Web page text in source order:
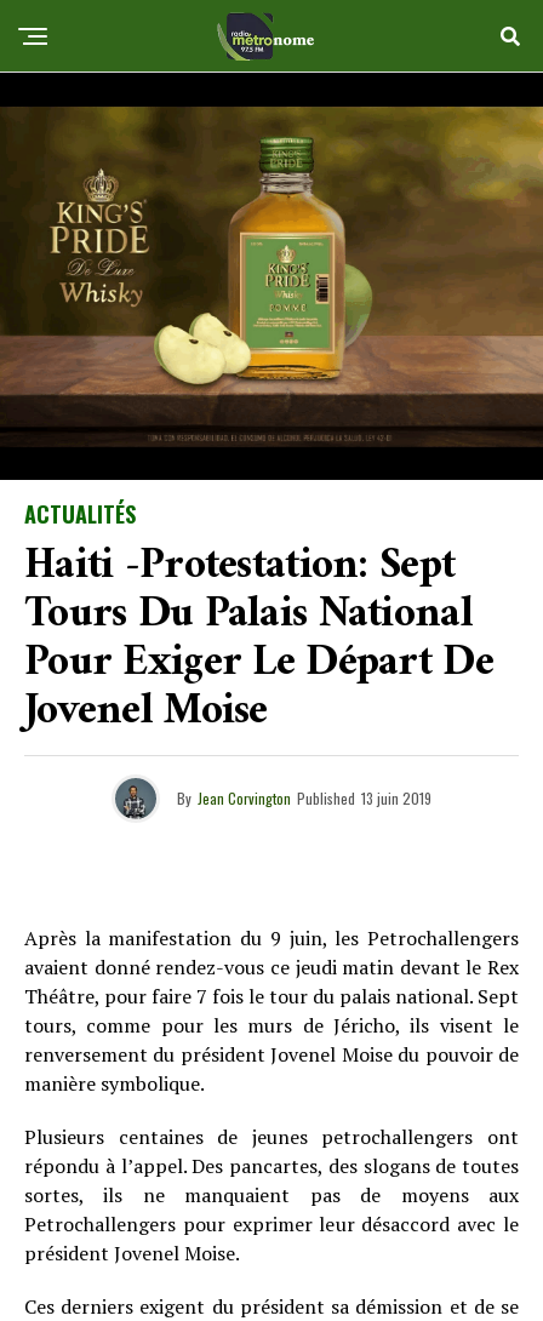
ACTUALITÉS
Haiti -Protestation: Sept
Tours Du Palais National
Pour Exiger Le Départ De
Jovenel Moise
By Jean Corvington Published 13 juin 2019
Après la manifestation du 9 juin, les Petrochallengers
avaient donné rendez-vous ce jeudi matin devant le Rex
Théâtre, pour faire 7 fois le tour du palais national. Sept
tours, comme pour les murs de Jéricho, ils visent le
renversement du président Jovenel Moise du pouvoir de
manière symbolique.
Plusieurs centaines de jeunes petrochallengers ont
répondu à l’appel. Des pancartes, des slogans de toutes
sortes, ils ne manquaient pas de moyens aux
Petrochallengers pour exprimer leur désaccord avec le
président Jovenel Moise.
Ces derniers exigent du président sa démission et de se